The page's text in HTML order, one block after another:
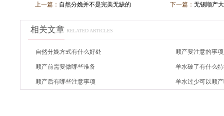
上一篇： 自然分娩并不是完美无缺的 下一篇： 无锡顺产
相关文章 RELATED ARTICLES
自然分娩方式有什么好处 顺产要注意的事
顺产前需要做哪些准备 羊水破了有什么
顺产后有哪些注意事项 羊水过少可以顺